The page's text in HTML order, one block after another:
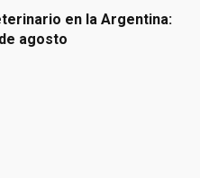
en la Argentina:
agosto